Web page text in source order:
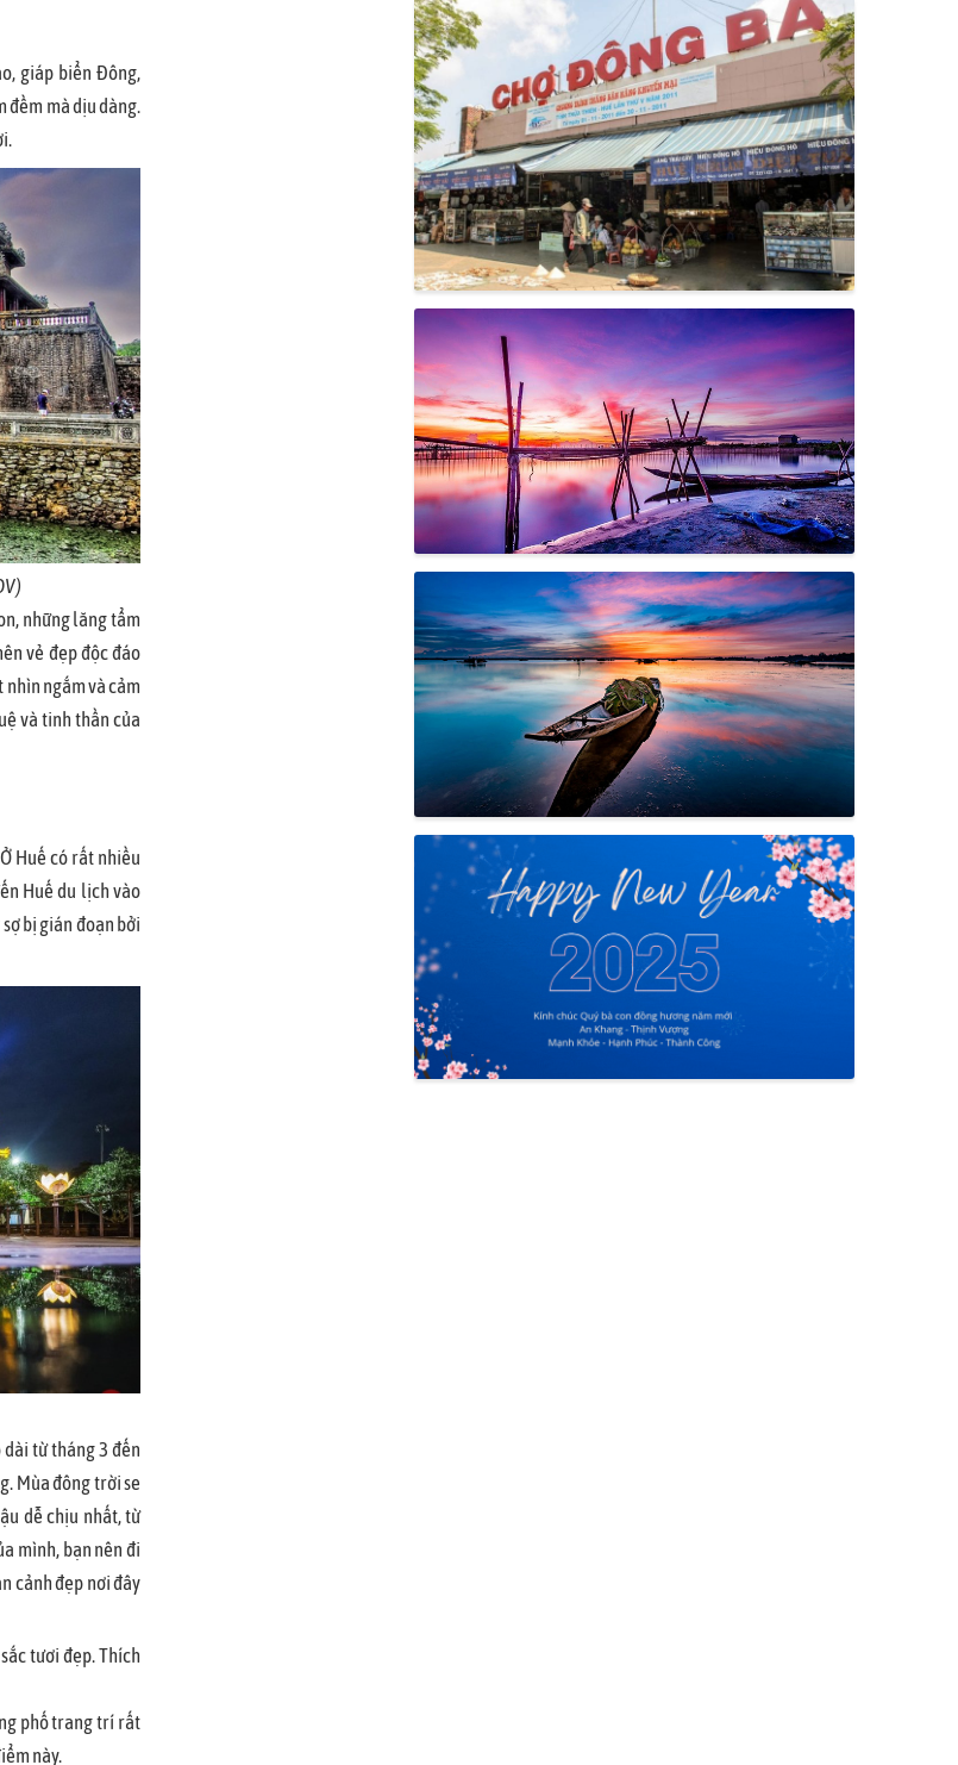
giáp biển Đông,
đềm mà dịu dàng.
những lăng tẩm
vẻ đẹp độc đáo
nhìn ngắm và cảm
và tinh thần của
Huế có rất nhiều
Huế du lịch vào
bị gián đoạn bởi
từ tháng 3 đến
Mùa đông trời se
dễ chịu nhất, từ
mình, bạn nên đi
cảnh đẹp nơi đây
tươi đẹp. Thích
phố trang trí rất
này.